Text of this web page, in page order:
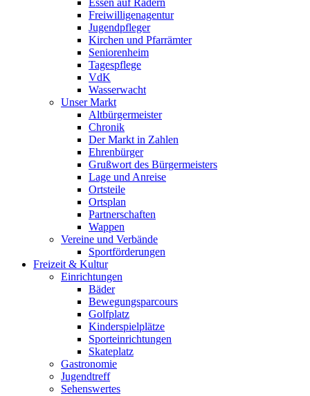
Essen auf Rädern
Freiwilligenagentur
Jugendpfleger
Kirchen und Pfarrämter
Seniorenheim
Tagespflege
VdK
Wasserwacht
Unser Markt
Altbürgermeister
Chronik
Der Markt in Zahlen
Ehrenbürger
Grußwort des Bürgermeisters
Lage und Anreise
Ortsteile
Ortsplan
Partnerschaften
Wappen
Vereine und Verbände
Sportförderungen
Freizeit & Kultur
Einrichtungen
Bäder
Bewegungsparcours
Golfplatz
Kinderspielplätze
Sporteinrichtungen
Skateplatz
Gastronomie
Jugendtreff
Sehenswertes